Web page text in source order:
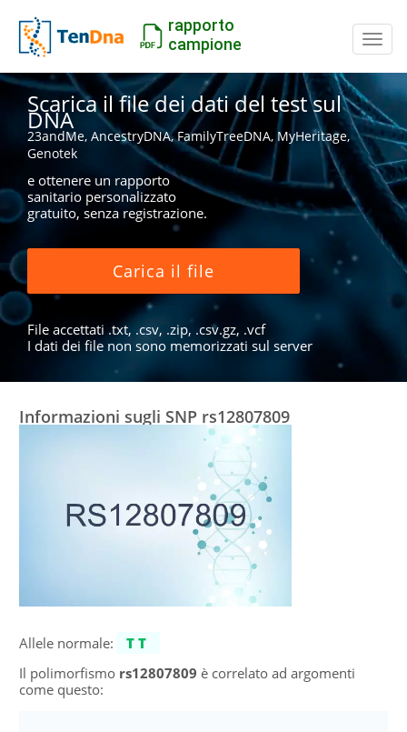
rapporto
campione
Scarica il file dei dati del test sul
DNA
23andMe, AncestryDNA, FamilyTreeDNA, MyHeritage,
Genotek
e ottenere un rapporto
sanitario personalizzato
gratuito, senza registrazione.
Carica il file
File accettati .txt, .csv, .zip, .csv.gz, .vcf
I dati dei file non sono memorizzati sul server
Informazioni sugli SNP rs12807809
Allele normale:
TT
Il polimorfismo rs12807809 è correlato ad argomenti
come questo: